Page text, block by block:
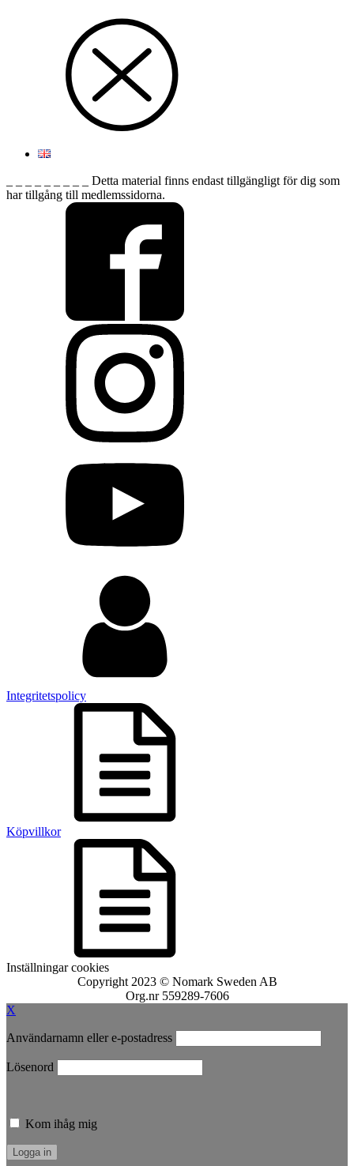
_ _ _ _ _ _ _ _ _ Detta material finns endast tillgängligt för dig som
har tillgång till medlemssidorna.
Integritetspolicy
Köpvillkor
Inställningar cookies
Copyright 2023 © Nomark Sweden AB
Org.nr 559289-7606
X
Användarnamn eller e-postadress
Lösenord
Kom ihåg mig